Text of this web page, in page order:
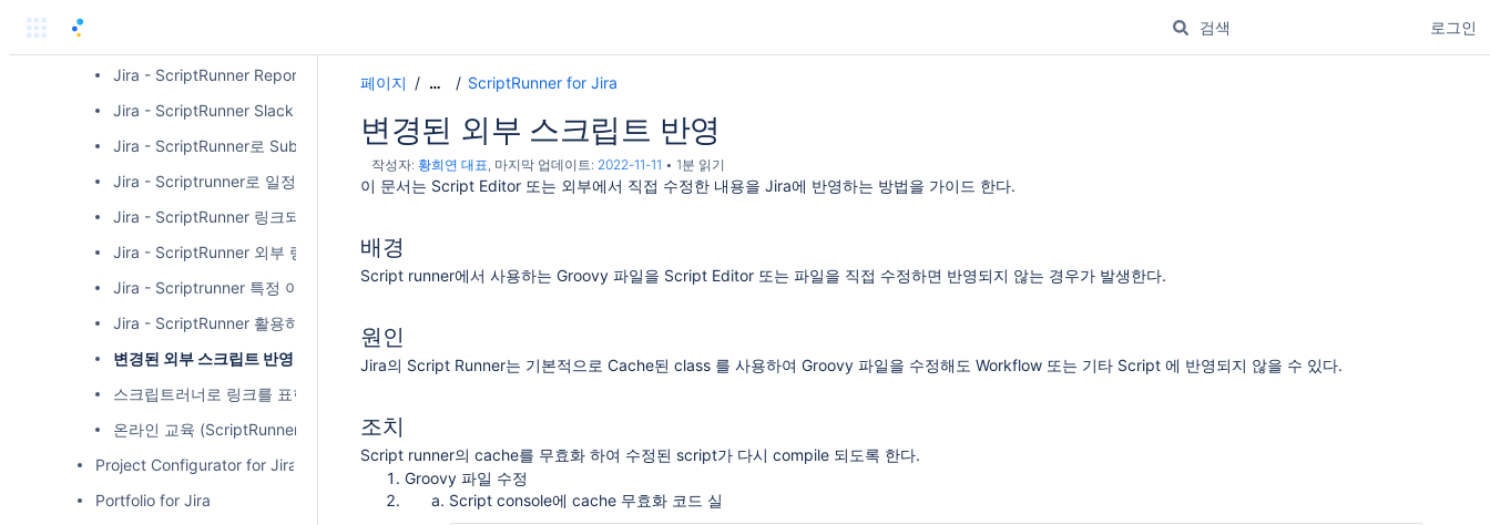
로그인
Jira - ScriptRunner Reporter를 Assignee로 설정하기
Jira - ScriptRunner Slack 커스텀 웹훅 보내기
Jira - ScriptRunner로 Subtask 자동 생성
Jira - Scriptrunner로 일정기간 이상 미접속자 확인 및 비활성화하기 가이드
Jira - ScriptRunner 링크되어있는 Task 리스트를 가져오는 스크립트 필드 만들기
Jira - ScriptRunner 외부 링크만을 위한 별도의 패널 만드는 스크립트
Jira - Scriptrunner 특정 이슈의 모든 Comment 지우기
Jira - ScriptRunner 활용하여 Worflow Action 시 HTML 메일 보내기
변경된 외부 스크립트 반영
스크립트러너로 링크를 표현하는 커스텀필드 만들기
온라인 교육 (ScriptRunner)
Project Configurator for Jira
Portfolio for Jira
페이지 … ScriptRunner for Jira
변경된 외부 스크립트 반영
작성자: 황희연 대표, 마지막 업데이트: 2022-11-11 1분 읽기
이 문서는 Script Editor 또는 외부에서 직접 수정한 내용을 Jira에 반영하는 방법을 가이드 한다.
배경
Script runner에서 사용하는 Groovy 파일을 Script Editor 또는 파일을 직접 수정하면 반영되지 않는 경우가 발생한다.
원인
Jira의 Script Runner는 기본적으로 Cache된 class 를 사용하여 Groovy 파일을 수정해도 Workflow 또는 기타 Script 에 반영되지 않을 수 있다.
조치
Script runner의 cache를 무효화 하여 수정된 script가 다시 compile 되도록 한다.
Groovy 파일 수정
Script console에 cache 무효화 코드 실